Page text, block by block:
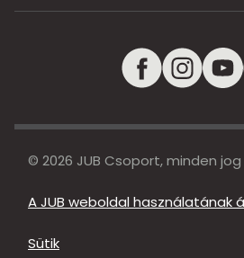
© 2026 JUB Csoport, minden
A JUB weboldal használatának
Sütik